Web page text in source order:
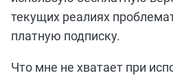
текущих реалиях
платную подписку.
Что мне не хватает при